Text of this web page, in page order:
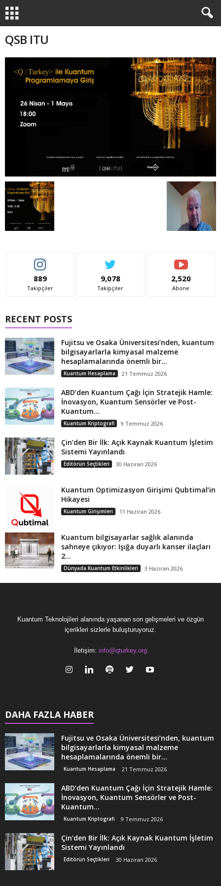
QSB ITU
889
Takipçiler
9,078
Takipçiler
2,520
Abone
RECENT POSTS
Fujitsu ve Osaka Üniversitesi’nden, kuantum
bilgisayarlarla kimyasal malzeme
hesaplamalarında önemli bir...
Kuantum Hesaplama 21 Temmuz 2026
ABD’den Kuantum Çağı İçin Stratejik Hamle:
İnovasyon, Kuantum Sensörler ve Post-
Kuantum...
Kuantum Kriptografi 9 Temmuz 2026
Çin’den Bir İlk: Açık Kaynak Kuantum İşletim
Sistemi Yayınlandı
Editörün Seçtikleri 30 Haziran 2026
Kuantum Optimizasyon Girişimi Qubtimal’in
Hikayesi
Kuantum Girişimleri 11 Haziran 2026
Kuantum bilgisayarlar sağlık alanında
sahneye çıkıyor: Işığa duyarlı kanser ilaçları
2...
Dünyada Kuantum Etkinlikleri 3 Haziran 2026
Kuantum Teknolojileri alanında yaşanan son gelişmeleri ve özgün
içerikleri sizlerle buluşturuyoruz.
İletişim: info@qturkey.org
DAHA FAZLA HABER
Fujitsu ve Osaka Üniversitesi’nden, kuantum
bilgisayarlarla kimyasal malzeme
hesaplamalarında önemli bir...
Kuantum Hesaplama 21 Temmuz 2026
ABD’den Kuantum Çağı İçin Stratejik Hamle:
İnovasyon, Kuantum Sensörler ve Post-
Kuantum...
Kuantum Kriptografi 9 Temmuz 2026
Çin’den Bir İlk: Açık Kaynak Kuantum İşletim
Sistemi Yayınlandı
Editörün Seçtikleri 30 Haziran 2026